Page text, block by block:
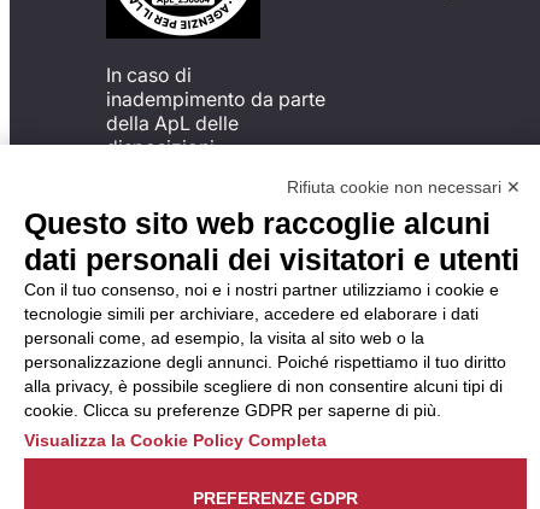
In caso di
inadempimento da parte
della ApL delle
disposizioni
possibile presentare un
reclamo
all’Organismo di
Monitoraggio utilizzando
una delle modalità
descritte al seguente
indirizzo web
https://odm-
agenzielavoro.it/reclami/.
Rifiuta cookie non necessari ✕
Questo sito web raccoglie alcuni
dati personali dei visitatori e utenti
Con il tuo consenso, noi e i nostri partner utilizziamo i cookie e
tecnologie simili per archiviare, accedere ed elaborare i dati
personali come, ad esempio, la visita al sito web o la
personalizzazione degli annunci. Poiché rispettiamo il tuo diritto
alla privacy, è possibile scegliere di non consentire alcuni tipi di
cookie. Clicca su preferenze GDPR per saperne di più.
Visualizza la Cookie Policy Completa
PREFERENZE GDPR